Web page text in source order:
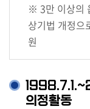
※ 3만 이상의
상기법 개정으
원
의정활동